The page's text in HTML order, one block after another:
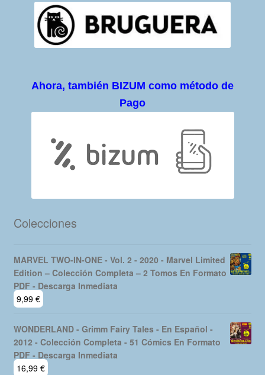
Ahora, también BIZUM como método de
Pago
Colecciones
MARVEL TWO-IN-ONE - Vol. 2 - 2020 - Marvel Limited
Edition – Colección Completa – 2 Tomos En Formato
PDF - Descarga Inmediata
9,99 €
WONDERLAND - Grimm Fairy Tales - En Español -
2012 - Colección Completa - 51 Cómics En Formato
PDF - Descarga Inmediata
16,99 €